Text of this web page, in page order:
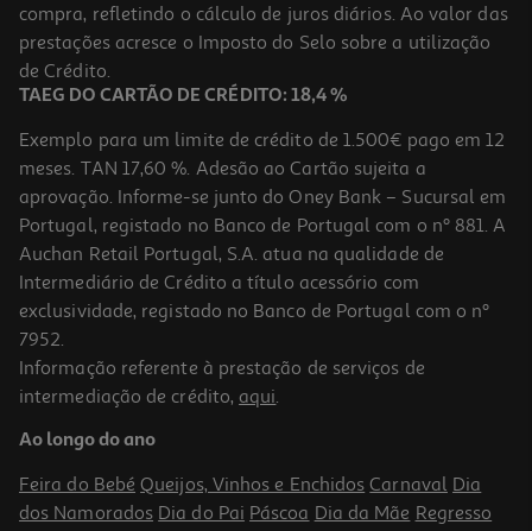
37.98 €/un
18,99 €/Kg
Bolo Cake Design Produção Própria Nº12 Kg
37.98 €/un
18,99 €/Kg
compra, refletindo o cálculo de juros diários. Ao valor das
prestações acresce o Imposto do Selo sobre a utilização
de Crédito.
TAEG DO CARTÃO DE CRÉDITO: 18,4 %
Exemplo para um limite de crédito de 1.500€ pago em 12
meses. TAN 17,60 %. Adesão ao Cartão sujeita a
aprovação. Informe-se junto do Oney Bank – Sucursal em
Portugal, registado no Banco de Portugal com o nº 881. A
Auchan Retail Portugal, S.A. atua na qualidade de
Intermediário de Crédito a título acessório com
exclusividade, registado no Banco de Portugal com o nº
7952.
Informação referente à prestação de serviços de
intermediação de crédito, aqui.
Ao longo do ano
Feira do Bebé Queijos, Vinhos e Enchidos Carnaval Dia
dos Namorados Dia do Pai Páscoa Dia da Mãe Regresso